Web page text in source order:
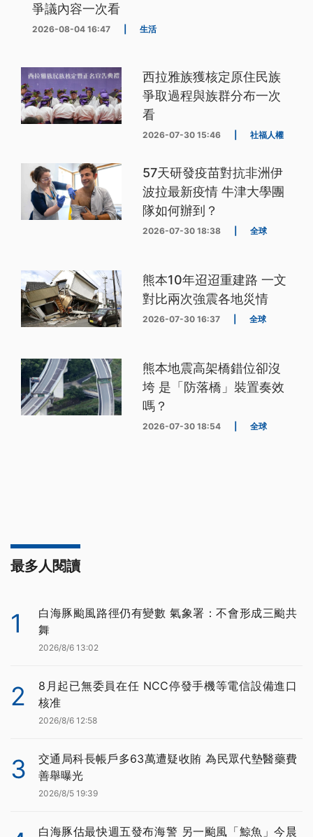
爭議內容一次看
2026-08-04 16:47 生活
西拉雅族獲核定原住民族
爭取過程與族群分布一次
看
2026-07-30 15:46 社福人權
57天研發疫苗對抗非洲伊
波拉最新疫情 牛津大學團
隊如何辦到？
2026-07-30 18:38 全球
熊本10年迢迢重建路 一文
對比兩次強震各地災情
2026-07-30 16:37 全球
熊本地震高架橋錯位卻沒
垮 是「防落橋」裝置奏效
嗎？
2026-07-30 18:54 全球
最多人閱讀
1
白海豚颱風路徑仍有變數 氣象署：不會形成三颱共
舞
2026/8/6 13:02
2
8月起已無委員在任 NCC停發手機等電信設備進口
核准
2026/8/6 12:58
3
交通局科長帳戶多63萬遭疑收賄 為民眾代墊醫藥費
善舉曝光
2026/8/5 19:39
白海豚估最快週五發布海警 另一颱風「鯨魚」今晨